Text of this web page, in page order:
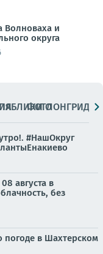
Волноваха и
округа
ПАБЛИКИ
ФОТОЛОНГРИДЫ
#НашОкруг
августа в
без
погоде в Шахтерском